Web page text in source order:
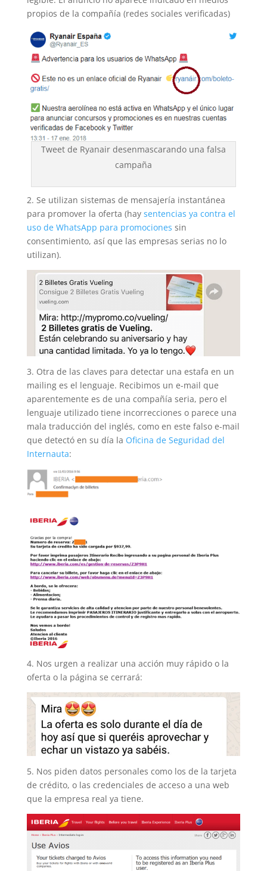
propios de la compañía (redes sociales verificadas)
Tweet de Ryanair desenmascarando una falsa
campaña
2. Se utilizan sistemas de mensajería instantánea
para promover la oferta (hay sentencias ya contra el
uso de WhatsApp para promociones sin
consentimiento, así que las empresas serias no lo
utilizan).
3. Otra de las claves para detectar una estafa en un
mailing es el lenguaje. Recibimos un e-mail que
aparentemente es de una compañía seria, pero el
lenguaje utilizado tiene incorrecciones o parece una
mala traducción del inglés, como en este falso e-mail
que detectó en su día la Oficina de Seguridad del
Internauta:
4. Nos urgen a realizar una acción muy rápido o la
oferta o la página se cerrará:
5. Nos piden datos personales como los de la tarjeta
de crédito, o las credenciales de acceso a una web
que la empresa real ya tiene.